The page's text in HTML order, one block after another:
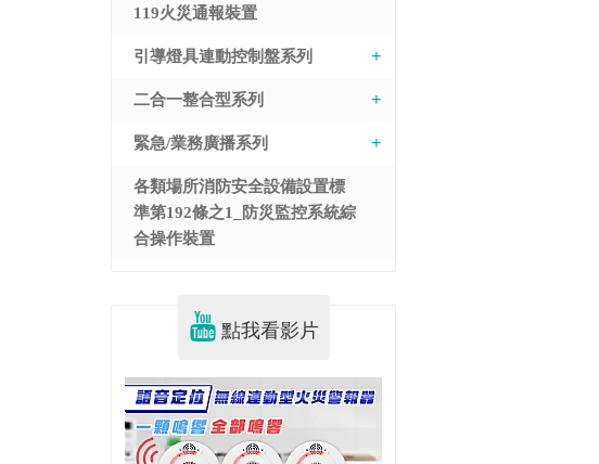
119火災通報裝置
引導燈具連動控制盤系列
二合一整合型系列
緊急/業務廣播系列
各類場所消防安全設備設置標
準第192條之1_防災監控系統綜
合操作裝置
點我看影片